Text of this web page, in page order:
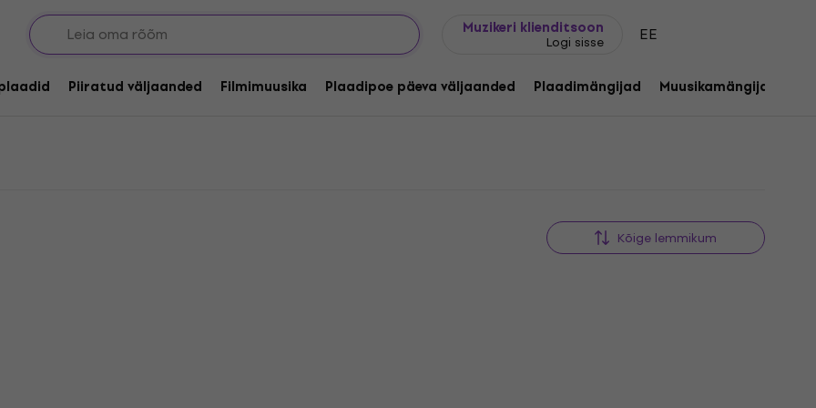
Muzikeri klienditsoon
Logi sisse EE
Piiratud väljaanded Filmimuusika Plaadipoe päeva väljaanded Plaadimängijad Muusikamängijad
Kõige lemmikum